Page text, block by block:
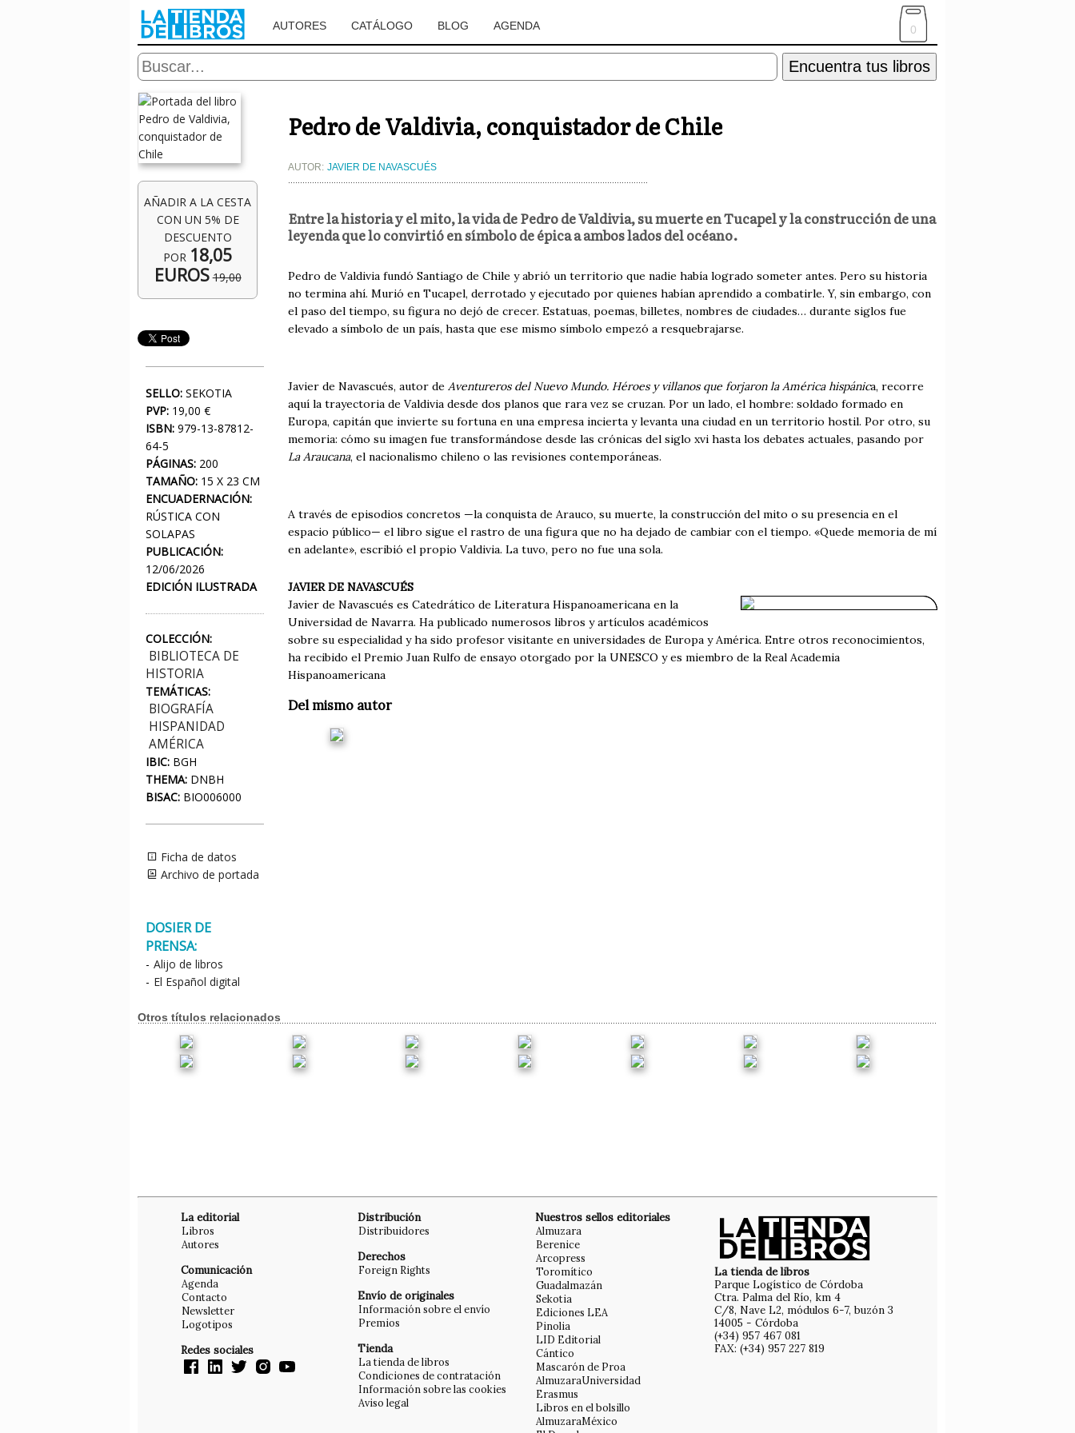
AUTORES CATÁLOGO BLOG AGENDA 0
Encuentra tus libros
AÑADIR A LA CESTA
CON UN 5% DE
DESCUENTO
POR 18,05
EUROS 19,00
SELLO: SEKOTIA
PVP: 19,00 €
ISBN: 979-13-87812-
64-5
PÁGINAS: 200
TAMAÑO: 15 X 23 CM
ENCUADERNACIÓN:
RÚSTICA CON
SOLAPAS
PUBLICACIÓN:
12/06/2026
EDICIÓN ILUSTRADA
COLECCIÓN:
BIBLIOTECA DE
HISTORIA
TEMÁTICAS:
BIOGRAFÍA
HISPANIDAD
AMÉRICA
IBIC: BGH
THEMA: DNBH
BISAC: BIO006000
Ficha de datos
Archivo de portada
DOSIER DE
PRENSA:
- Alijo de libros
- El Español digital
Pedro de Valdivia, conquistador de Chile
AUTOR: JAVIER DE NAVASCUÉS
Entre la historia y el mito, la vida de Pedro de Valdivia, su muerte en Tucapel y la construcción de una
leyenda que lo convirtió en símbolo de épica a ambos lados del océano.
Pedro de Valdivia fundó Santiago de Chile y abrió un territorio que nadie había logrado someter antes. Pero su historia
no termina ahí. Murió en Tucapel, derrotado y ejecutado por quienes habían aprendido a combatirle. Y, sin embargo, con
el paso del tiempo, su figura no dejó de crecer. Estatuas, poemas, billetes, nombres de ciudades… durante siglos fue
elevado a símbolo de un país, hasta que ese mismo símbolo empezó a resquebrajarse.
Javier de Navascués, autor de Aventureros del Nuevo Mundo. Héroes y villanos que forjaron la América hispánica, recorre
aquí la trayectoria de Valdivia desde dos planos que rara vez se cruzan. Por un lado, el hombre: soldado formado en
Europa, capitán que invierte su fortuna en una empresa incierta y levanta una ciudad en un territorio hostil. Por otro, su
memoria: cómo su imagen fue transformándose desde las crónicas del siglo xvi hasta los debates actuales, pasando por
La Araucana, el nacionalismo chileno o las revisiones contemporáneas.
A través de episodios concretos —la conquista de Arauco, su muerte, la construcción del mito o su presencia en el
espacio público— el libro sigue el rastro de una figura que no ha dejado de cambiar con el tiempo. «Quede memoria de mí
en adelante», escribió el propio Valdivia. La tuvo, pero no fue una sola.
JAVIER DE NAVASCUÉS
Javier de Navascués es Catedrático de Literatura Hispanoamericana en la
Universidad de Navarra. Ha publicado numerosos libros y artículos académicos
sobre su especialidad y ha sido profesor visitante en universidades de Europa y América. Entre otros reconocimientos,
ha recibido el Premio Juan Rulfo de ensayo otorgado por la UNESCO y es miembro de la Real Academia
Hispanoamericana
Del mismo autor
Otros títulos relacionados
La editorial
Libros
Autores
Comunicación
Agenda
Contacto
Newsletter
Logotipos
Redes sociales
Distribución
Distribuidores
Derechos
Foreign Rights
Envío de originales
Información sobre el envío
Premios
Tienda
La tienda de libros
Condiciones de contratación
Información sobre las cookies
Aviso legal
Nuestros sellos editoriales
Almuzara
Berenice
Arcopress
Toromítico
Guadalmazán
Sekotia
Ediciones LEA
Pinolia
LID Editorial
Cántico
Mascarón de Proa
AlmuzaraUniversidad
Erasmus
Libros en el bolsillo
AlmuzaraMéxico
La tienda de libros
Parque Logístico de Córdoba
Ctra. Palma del Río, km 4
C/8, Nave L2, módulos 6-7, buzón 3
14005 - Córdoba
(+34) 957 467 081
FAX: (+34) 957 227 819